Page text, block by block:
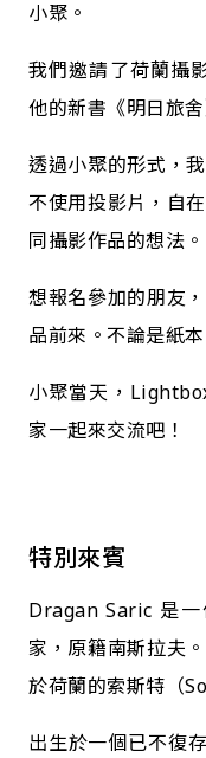
小聚。
我們邀請了荷蘭攝
他的新書《明日旅
透過小聚的形式，
不使用投影片，自
同攝影作品的想法。
想報名參加的朋友
品前來。不論是紙
小聚當天，
家一起來交流吧！
特別來賓
Dragan Saric 是
家，原籍南斯拉夫
於荷蘭的索斯特（
出生於一個已不復